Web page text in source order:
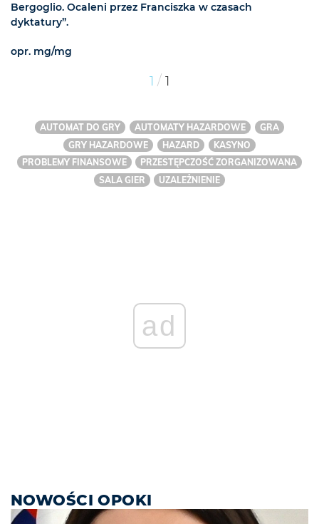
Bergoglio. Ocaleni przez Franciszka w czasach
dyktatury”.
opr. mg/mg
1 / 1
AUTOMAT DO GRY AUTOMATY HAZARDOWE
GRA
GRY HAZARDOWE
HAZARD
KASYNO
PROBLEMY FINANSOWE
PRZESTĘPCZOŚĆ ZORGANIZOWANA
SALA GIER
UZALEŻNIENIE
ad
NOWOŚCI OPOKI